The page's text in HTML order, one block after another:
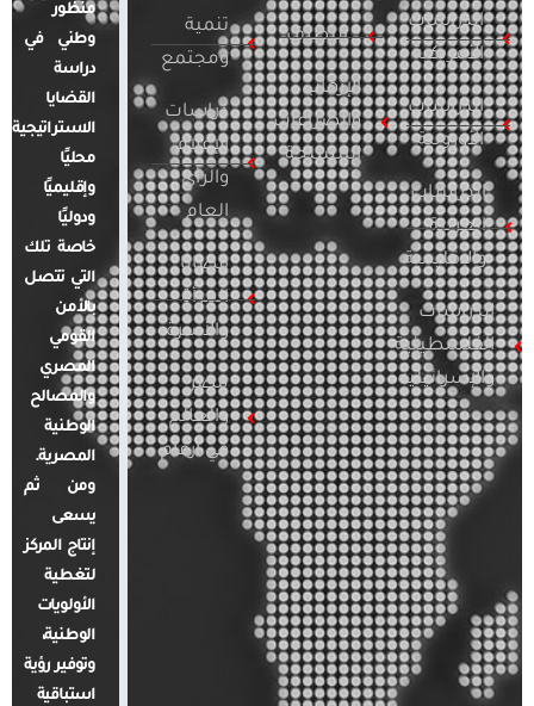
الدراسات
الأمريكية
الدراسات
الأوروبية
الدراسات
العربية
والإقليمية
الدراسات
الفلسطينية
والإسرائيلية
التطرف
الإرهاب
والصراعات
المسلحة
تنمية
ومجتمع
دراسات
الإعلام
والرأي
العام
قضايا
المرأة
والأسرة
مصر
والعالم
في أرقام
منظور
وطني في
دراسة
القضايا
الاستراتيجية
محليًا
وإقليميًا
ودوليًا
خاصة تلك
التي تتصل
بالأمن
القومي
المصري
والمصالح
الوطنية
المصرية.
ومن ثم
يسعى
إنتاج المركز
لتغطية
الأولويات
الوطنية،
وتوفير رؤية
استباقية